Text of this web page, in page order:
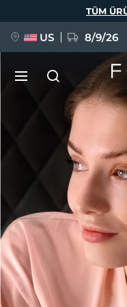
TÜM
US 8/9/26
FAQ™ Pure
BREAKING NEWS
issa™ Teeth
Dil Seçimi
Français
Polski
Türkçe
简